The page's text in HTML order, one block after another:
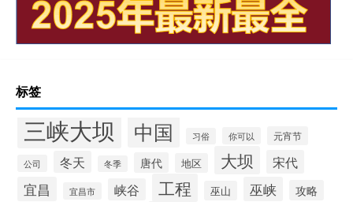
标签
三峡大坝 中国 习俗 你可以 元宵节
公司 冬天 冬季 唐代 地区 大坝 宋代
宜昌 宜昌市 峡谷 工程 巫山 巫峡 攻略